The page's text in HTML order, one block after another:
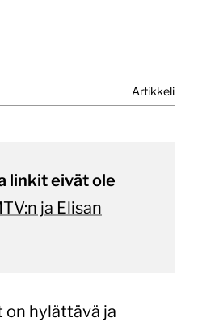
Artikkeli
linkit eivät ole
ja Elisan
on hylättävä ja